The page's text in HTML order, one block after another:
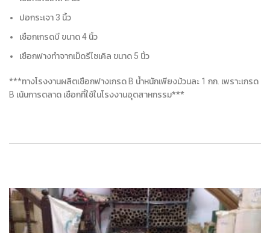
ปอกระเจา 3 นิ้ว
เชือกเกรดบี ขนาด 4 นิ้ว
เชือกฟางทำจากเม็ดรีไซเคิล ขนาด 5 นิ้ว
***ทางโรงงานผลิตเชือกฟางเกรด B น้ำหนักเพียงม้วนละ 1 กก. เพราะเกรด
B เน้นการตลาด เชือกที่ใช้ในโรงงานอุตสาหกรรม***